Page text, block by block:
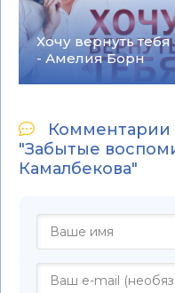
Хочу вернуть тебя
- Амелия Борн
Комментарии
"Забытые
Камалбекова"